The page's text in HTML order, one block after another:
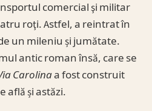
comercial şi militar
roţi. Astfel, a reintrat în
un mileniu și jumătate.
antic roman însă, care se
Carolinaa fost construit
află și astăzi.